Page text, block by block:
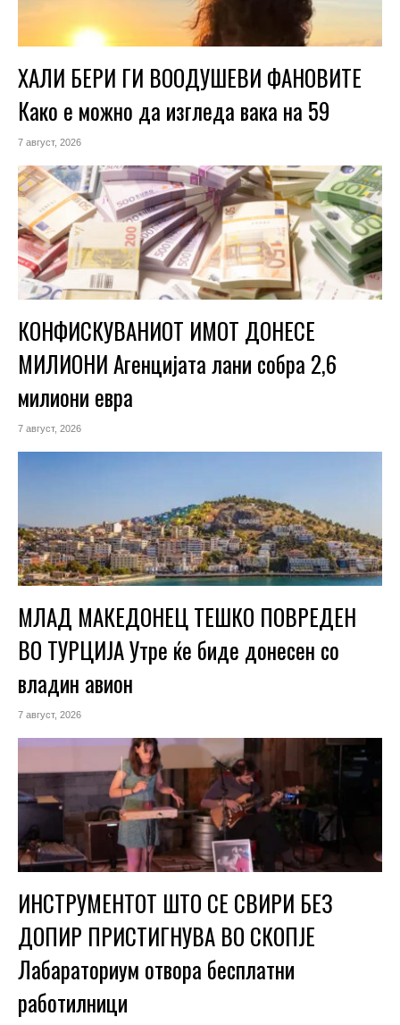
ХАЛИ БЕРИ ГИ ВООДУШЕВИ ФАНОВИТЕ
Како е можно да изгледа вака на 59
7 август, 2026
КОНФИСКУВАНИОТ ИМОТ ДОНЕСЕ
МИЛИОНИ Агенцијата лани собра 2,6
милиони евра
7 август, 2026
МЛАД МАКЕДОНЕЦ ТЕШКО ПОВРЕДЕН
ВО ТУРЦИЈА Утре ќе биде донесен со
владин авион
7 август, 2026
ИНСТРУМЕНТОТ ШТО СЕ СВИРИ БЕЗ
ДОПИР ПРИСТИГНУВА ВО СКОПЈЕ
Лабараториум отвора бесплатни
работилници